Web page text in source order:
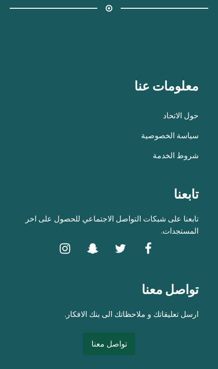
معلومات عنا
حول الاتحاد
سياسة الخصوصية
شروط الخدمة
تابعنا
تابعنا على شبكات التواصل الاجتماعي للحصول على اخر
المستجدات.
تواصل معنا
ارسل تعليقاتك و ملاحظاتك الى بنك الافكار.
تواصل معنا